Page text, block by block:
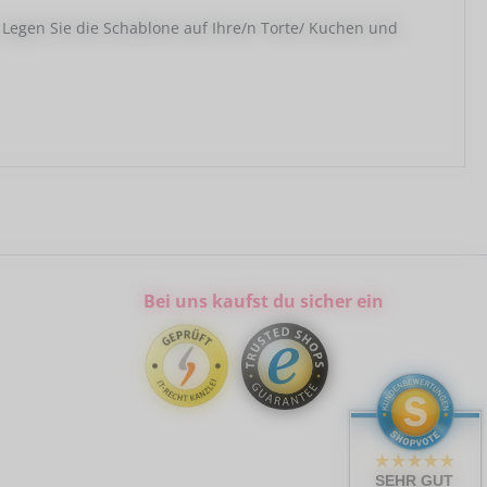
Sie die Schablone auf Ihre/n Torte/ Kuchen und
Bei uns kaufst du sicher ein
SEHR GUT